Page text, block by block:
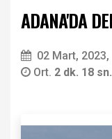
ADANA'DA
02 Mart,
Ort. 2 dk. 18 sn.